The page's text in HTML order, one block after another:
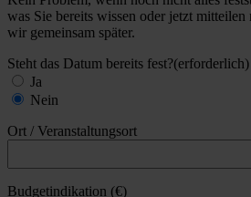
was Sie bereits wissen oder jetzt mitteilen
wir gemeinsam später.
Steht das Datum bereits fest?(erforderlich)
Ja
Nein
Ort / Veranstaltungsort
Budgetindikation (€)